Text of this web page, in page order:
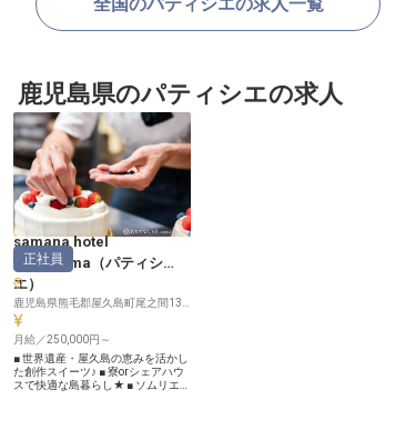
鹿児島県のパティシエの求人
samana hotel
Yakushima （パティシ
エ）
正社員
月給／250,000円～
■ 世界遺産・屋久島の恵みを活かし
た創作スイーツ♪ ■ 寮orシェアハウ
スで快適な島暮らし★ ■ ソムリエに